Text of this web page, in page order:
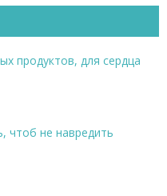
продуктов, для сердца
чтоб не навредить